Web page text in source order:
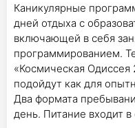
Каникулярные
дней отдыха с
включающей в себя
программированием.
«Космическая
подойдут как для
Два формата
день. Питание входит в